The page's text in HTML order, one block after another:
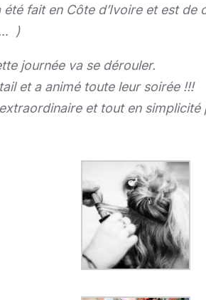
fait en Côte d’Ivoire et est de
… )
journée va se dérouler.
et a animé toute leur soirée !!!
et tout en simplicité